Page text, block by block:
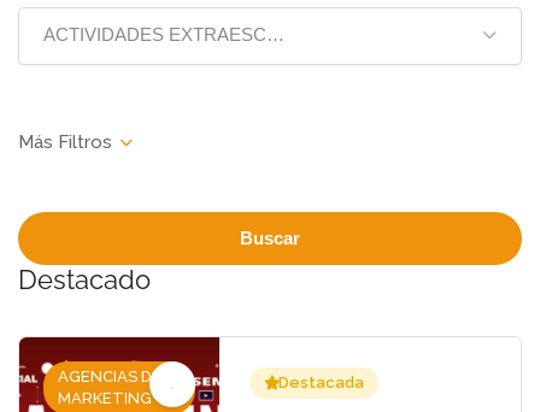
ACTIVIDADES EXTRAESCOLARES Y CAMPAMENTOS
Buscar
Destacado
AGENCIAS DE
MARKETING
Destacada